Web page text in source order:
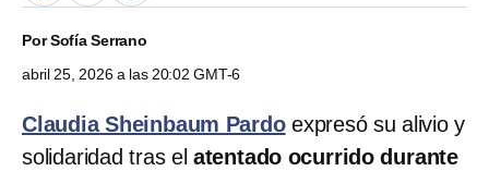
PorSofía Serrano
abril 25, 2026 a las 20:02 GMT-6
Claudia Sheinbaum Pardoexpresó su alivio y
solidaridad tras el atentado ocurrido durante